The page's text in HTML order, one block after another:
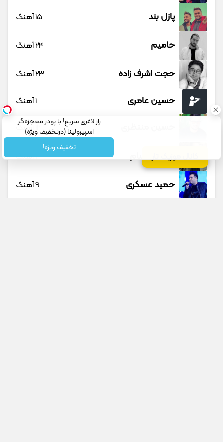
کانال موزیک تار
پازل بند 15 آهنگ
حامیم 24 آهنگ
حجت اشرف زاده 23 آهنگ
حسین عامری 1 آهنگ
حمید حسام 1 آهنگ
حمید عسکری 9 آهنگ
راز لاغری سریع! با پودر معجزه‌گر
اسپیرولینا (درتخفیف ویژه)
تخفیف ویژه!